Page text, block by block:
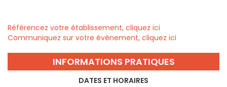
Référencez votre établissement, cliquez ici
Communiquez sur votre évènement, cliquez ici
INFORMATIONS PRATIQUES
DATES ET HORAIRES